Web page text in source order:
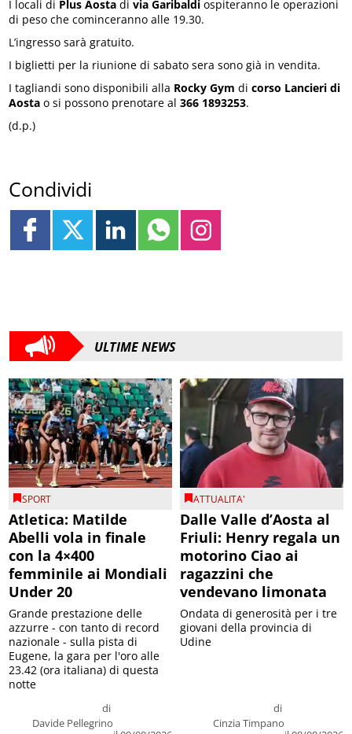
I locali di Plus Aosta divia Garibaldi ospiteranno le operazioni
di peso che cominceranno alle 19.30.
L’ingresso sarà gratuito.
I biglietti per la riunione di sabato sera sono già in vendita.
I tagliandi sono disponibili alla Rocky Gym dicorso Lancieri di
Aosta o si possono prenotare al366 1893253.
(d.p.)
Condividi
ULTIME NEWS
SPORT
Atletica: Matilde
Abelli vola in finale
con la 4×400
femminile ai Mondiali
Under 20
di
Davide Pellegrino
Grande prestazione delle
azzurre - con tanto di record
nazionale - sulla pista di
Eugene, la gara per l'oro alle
23.42 (ora italiana) di questa
notte
ATTUALITA'
Dalle Valle d’Aosta al
Friuli: Henry regala un
motorino Ciao ai
ragazzini che
vendevano limonata
di
Cinzia Timpano
Ondata di generosità per i tre
giovani della provincia di
Udine